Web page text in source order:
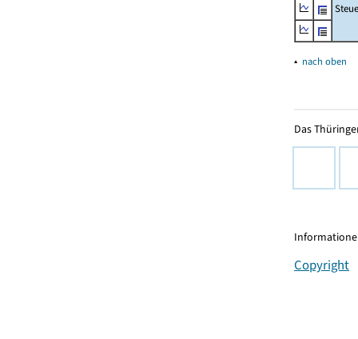
▴ nach oben
Das
Copyright